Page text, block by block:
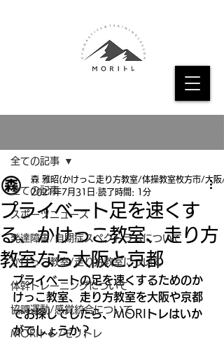
全ての記事
スポーツニュース
発達障害/自閉症スペクトラムについて
かけっこ教室/走り方教室について
体幹トレーニングについて
協調運動/感覚統合について
MORIトレ/モリトレ
全ての記事
プライベート足を速くす
る、かけっこ教室、走り方
教室なら大阪と京都
森 雅昭(かけっこ走り方教室/体操教室枚方市/大阪/
2021年7月31日 読了時間: 1分
プライベートの足を速くするためのか
けっこ教室、走り方教室を大阪や京都
でお探しでしたら、MORI
トレはいか
がでしょうか？